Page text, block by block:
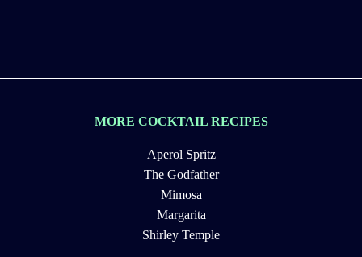
MORE COCKTAIL RECIPES
Aperol Spritz
The Godfather
Mimosa
Margarita
Shirley Temple